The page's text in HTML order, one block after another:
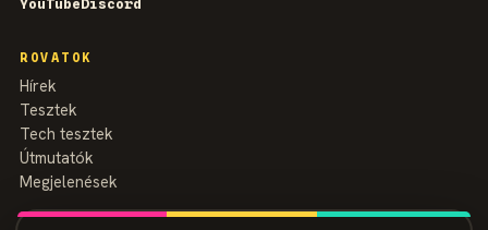
YouTubeDiscord
ROVATOK
Hírek
Tesztek
Tech tesztek
Útmutatók
Megjelenések